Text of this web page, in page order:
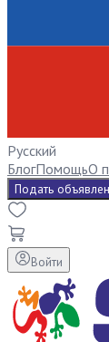
Русский
БлогПомощьО
Подать
Войти